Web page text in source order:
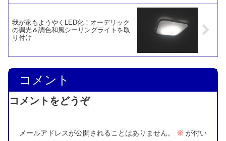
我が家もようやくLED化！オーデリック
の調光＆調色和風シーリングライトを取
り付け
コメント
コメントをどうぞ
メールアドレスが公開されることはありません。 ※ が付い